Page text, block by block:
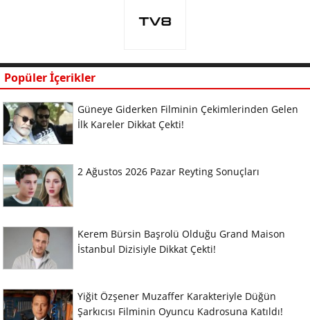
Popüler İçerikler
Güneye Giderken Filminin Çekimlerinden Gelen
İlk Kareler Dikkat Çekti!
2 Ağustos 2026 Pazar Reyting Sonuçları
Kerem Bürsin Başrolü Olduğu Grand Maison
İstanbul Dizisiyle Dikkat Çekti!
Yiğit Özşener Muzaffer Karakteriyle Düğün
Şarkıcısı Filminin Oyuncu Kadrosuna Katıldı!